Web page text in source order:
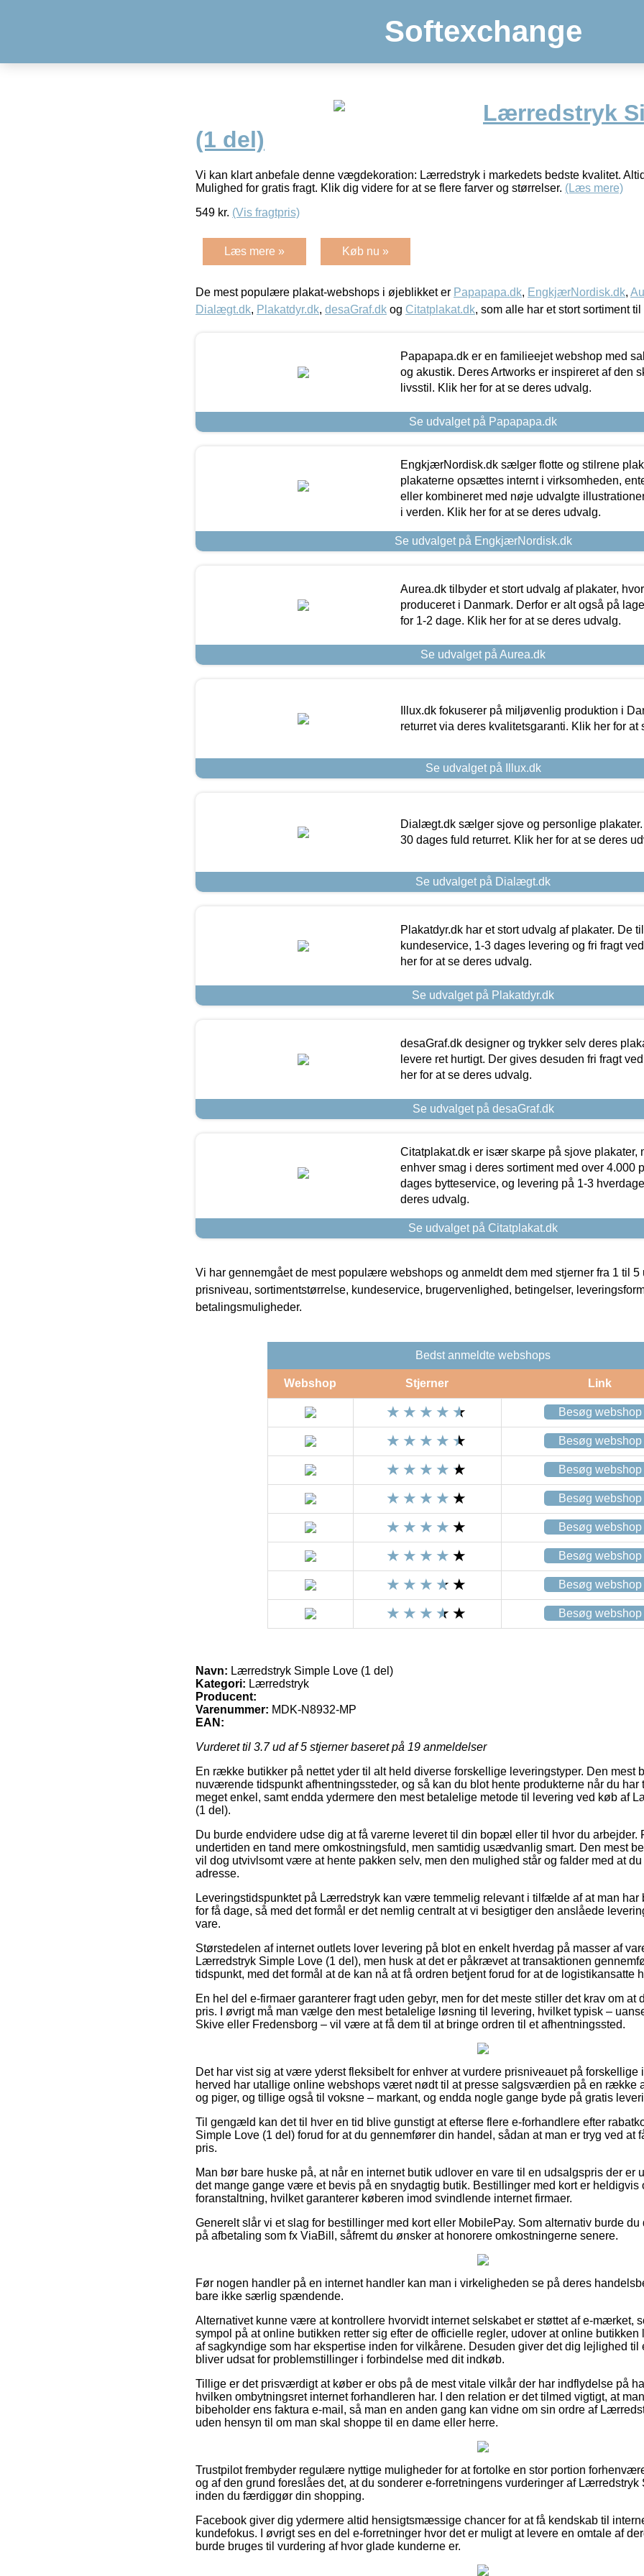
Softexchange
Lærredstryk
(1 del)
Vi kan klart anbefale denne vægdekoration: Lærredstryk i markedets bedste kvalitet.
Mulighed for gratis fragt. Klik dig videre for at se flere farver og størrelser. (Læs mere)
549 kr. (Vis fragtpris)
Læs mere » Køb nu »
De mest populære plakat-webshops i øjeblikket er Papapapa.dk, EngkjærNordisk.dk,
Dialægt.dk, Plakatdyr.dk, desaGraf.dk og Citatplakat.dk, som alle har et stort sortiment til
Papapapa.dk er en familieejet webshop med
og akustik. Deres Artworks er inspireret af den
livsstil. Klik her for at se deres udvalg.
Se udvalget på Papapapa.dk
EngkjærNordisk.dk sælger flotte og stilrene
plakaterne opsættes internt i virksomheden,
eller kombineret med nøje udvalgte
i verden. Klik her for at se deres udvalg.
Se udvalget på EngkjærNordisk.dk
Aurea.dk tilbyder et stort udvalg af plakater,
produceret i Danmark. Derfor er alt også på
for 1-2 dage. Klik her for at se deres udvalg.
Se udvalget på Aurea.dk
Illux.dk fokuserer på miljøvenlig produktion i
returret via deres kvalitetsgaranti. Klik her for at
Se udvalget på Illux.dk
Dialægt.dk sælger sjove og personlige
30 dages fuld returret. Klik her for at se deres
Se udvalget på Dialægt.dk
Plakatdyr.dk har et stort udvalg af plakater. De
kundeservice, 1-3 dages levering og fri fragt
her for at se deres udvalg.
Se udvalget på Plakatdyr.dk
desaGraf.dk designer og trykker selv deres
levere ret hurtigt. Der gives desuden fri fragt
her for at se deres udvalg.
Se udvalget på desaGraf.dk
Citatplakat.dk er især skarpe på sjove plakater,
enhver smag i deres sortiment med over 4.000
dages bytteservice, og levering på 1-3
deres udvalg.
Se udvalget på Citatplakat.dk
Vi har gennemgået de mest populære webshops og anmeldt dem med stjerner fra 1 til 5
prisniveau, sortimentstørrelse, kundeservice, brugervenlighed, betingelser,
betalingsmuligheder.
Bedst anmeldte webshops
Webshop Stjerner Link
Besøg webshop
Besøg webshop
Besøg webshop
Besøg webshop
Besøg webshop
Besøg webshop
Besøg webshop
Besøg webshop
Navn: Lærredstryk Simple Love (1 del)
Kategori: Lærredstryk
Producent:
Varenummer: MDK-N8932-MP
EAN:
Vurderet til 3.7ud af 5 stjerner baseret på 19 anmeldelser
En række butikker på nettet yder til alt held diverse forskellige leveringstyper. Den mest
nuværende tidspunkt afhentningssteder, og så kan du blot hente produkterne når du
meget enkel, samt endda ydermere den mest betalelige metode til levering ved køb af
(1 del).
Du burde endvidere udse dig at få varerne leveret til din bopæl eller til hvor du arbejder.
undertiden en tand mere omkostningsfuld, men samtidig usædvanlig smart. Den mest
vil dog utvivlsomt være at hente pakken selv, men den mulighed står og falder med at
adresse.
Leveringstidspunktet på Lærredstryk kan være temmelig relevant i tilfælde af at man har
for få dage, så med det formål er det nemlig centralt at vi besigtiger den anslåede
vare.
Størstedelen af internet outlets lover levering på blot en enkelt hverdag på masser af
Lærredstryk Simple Love (1 del), men husk at det er påkrævet at transaktionen
tidspunkt, med det formål at de kan nå at få ordren betjent forud for at de logistikansatte
En hel del e-firmaer garanterer fragt uden gebyr, men for det meste stiller det krav om at
pris. I øvrigt må man vælge den mest betalelige løsning til levering, hvilket typisk –
Skive eller Fredensborg – vil være at få dem til at bringe ordren til et afhentningssted.
Det har vist sig at være yderst fleksibelt for enhver at vurdere prisniveauet på forskellige
herved har utallige online webshops været nødt til at presse salgsværdien på en række
og piger, og tillige også til voksne – markant, og endda nogle gange byde på gratis
Til gengæld kan det til hver en tid blive gunstigt at efterse flere e-forhandlere efter
Simple Love (1 del) forud for at du gennemfører din handel, sådan at man er tryg ved at
pris.
Man bør bare huske på, at når en internet butik udlover en vare til en udsalgspris der er
det mange gange være et bevis på en snydagtig butik. Bestillinger med kort er heldigvis
foranstaltning, hvilket garanterer køberen imod svindlende internet firmaer.
Generelt slår vi et slag for bestillinger med kort eller MobilePay. Som alternativ burde
på afbetaling som fx ViaBill, såfremt du ønsker at honorere omkostningerne senere.
Før nogen handler på en internet handler kan man i virkeligheden se på deres
bare ikke særlig spændende.
Alternativet kunne være at kontrollere hvorvidt internet selskabet er støttet af e-mærket,
sympol på at online butikken retter sig efter de officielle regler, udover at online
af sagkyndige som har ekspertise inden for vilkårene. Desuden giver det dig lejlighed
bliver udsat for problemstillinger i forbindelse med dit indkøb.
Tillige er det prisværdigt at køber er obs på de mest vitale vilkår der har indflydelse på
hvilken ombytningsret internet forhandleren har. I den relation er det tilmed vigtigt, at
bibeholder ens faktura e-mail, så man en anden gang kan vidne om sin ordre af
uden hensyn til om man skal shoppe til en dame eller herre.
Trustpilot frembyder regulære nyttige muligheder for at fortolke en stor portion
og af den grund foreslåes det, at du sonderer e-forretningens vurderinger af Lærredstryk
inden du færdiggør din shopping.
Facebook giver dig ydermere altid hensigtsmæssige chancer for at få kendskab til
kundefokus. I øvrigt ses en del e-forretninger hvor det er muligt at levere en omtale af
burde bruges til vurdering af hvor glade kunderne er.